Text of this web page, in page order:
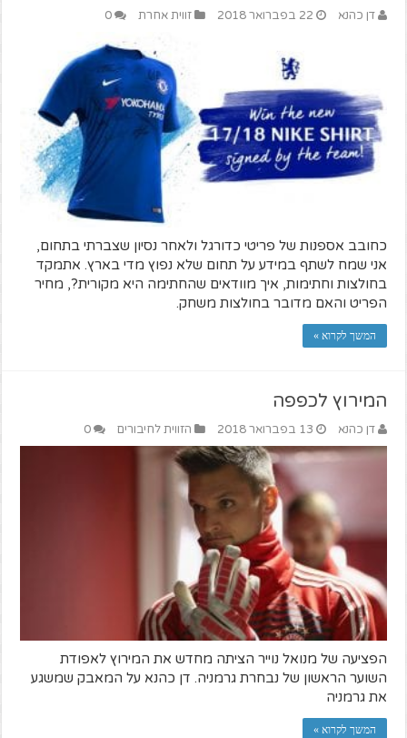
דן כהנא 22 בפברואר 2018 זווית אחרת 0
כחובב אספנות של פריטי כדורגל ולאחר נסיון שצברתי בתחום,
אני שמח לשתף במידע על תחום שלא נפוץ מדי בארץ. אתמקד
בחולצות וחתימות, איך מוודאים שהחתימה היא מקורית?, מחיר
הפריט והאם מדובר בחולצות משחק.
המשך לקרוא »
המירוץ לכפפה
דן כהנא 13 בפברואר 2018 הזווית לחיבורים 0
הפציעה של מנואל נוייר הציתה מחדש את המירוץ לאפודת
השוער הראשון של נבחרת גרמניה. דן כהנא על המאבק שמשגע
את גרמניה
המשך לקרוא »